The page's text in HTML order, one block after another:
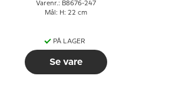
Varenr.: B8676-247
Mål: H: 22 cm
PÅ LAGER
Se vare